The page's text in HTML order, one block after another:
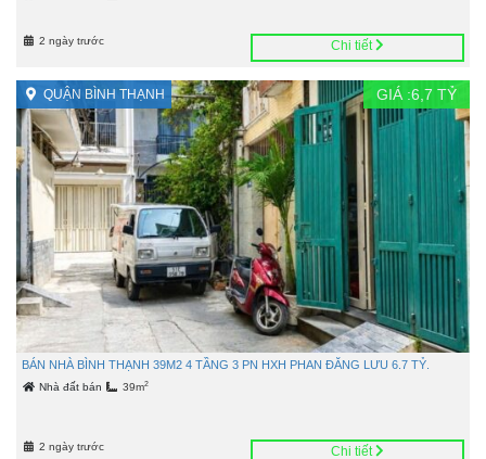
2 ngày trước Chi tiết
QUẬN BÌNH THẠNH GIÁ :6,7 TỶ
BÁN NHÀ BÌNH THẠNH 39M2 4 TẦNG 3 PN HXH PHAN ĐĂNG LƯU 6.7 TỶ.
Nhà đất bán 39m2
2 ngày trước Chi tiết